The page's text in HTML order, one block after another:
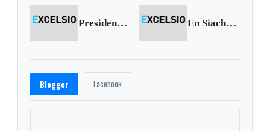
Presidente Santos prevé crecimiento superior al 5.5% para 2011 En Siachoque un hombre murió ahogado en la noche de navidad
Blogger Facebook